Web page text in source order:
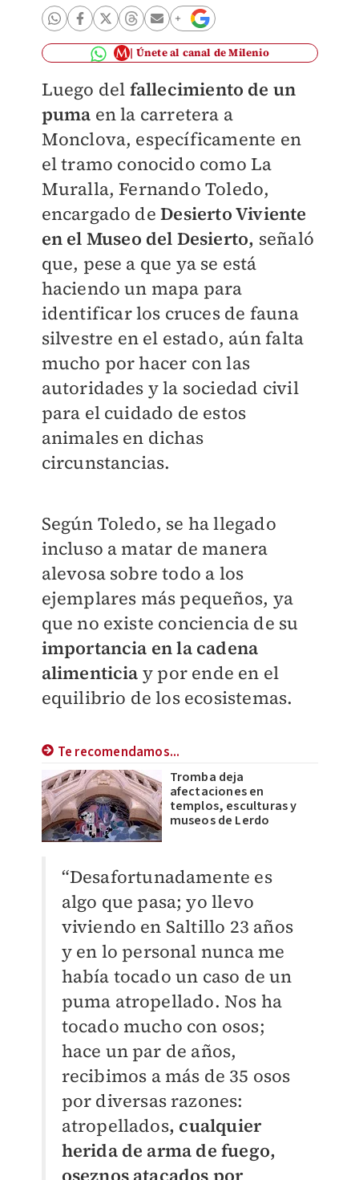
Únete al canal de Milenio
Luego del fallecimiento de un
puma en la carretera a
Monclova, específicamente en
el tramo conocido como La
Muralla, Fernando Toledo,
encargado deDesierto Viviente
en el Museo del Desierto, señaló
que, pese a que ya se está
haciendo un mapa para
identificar los cruces de fauna
silvestre en el estado, aún falta
mucho por hacer con las
autoridades y la sociedad civil
para el cuidado de estos
animales en dichas
circunstancias.
Según Toledo, se ha llegado
incluso a matar de manera
alevosa sobre todo a los
ejemplares más pequeños, ya
que no existe conciencia de su
importancia en la cadena
alimenticia y por ende en el
equilibrio de los ecosistemas.
Te recomendamos...
Tromba deja
afectaciones en
templos, esculturas y
museos de Lerdo
“Desafortunadamente es
algo que pasa; yo llevo
viviendo en Saltillo 23 años
y en lo personal nunca me
había tocado un caso de un
puma atropellado. Nos ha
tocado mucho con osos;
hace un par de años,
recibimos a más de 35 osos
por diversas razones:
atropellados, cualquier
herida de arma de fuego,
oseznos atacados por